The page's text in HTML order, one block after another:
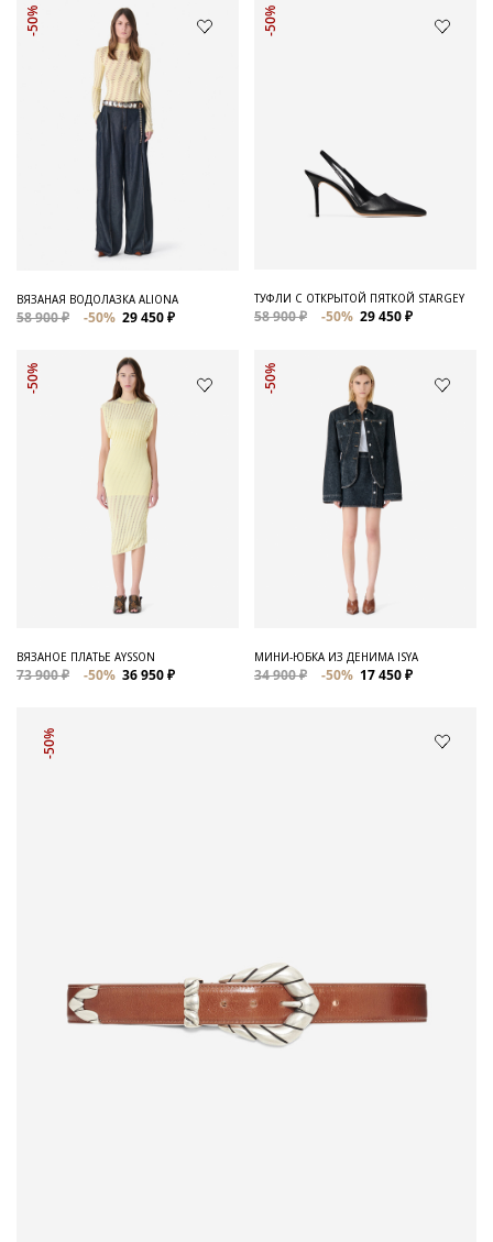
-50%
ВЯЗАНАЯ ВОДОЛАЗКА ALIONA
58 900 ₽ -50% 29 450 ₽
-50%
ТУФЛИ С ОТКРЫТОЙ ПЯТКОЙ STARGEY
58 900 ₽ -50% 29 450 ₽
-50%
ВЯЗАНОЕ ПЛАТЬЕ AYSSON
73 900 ₽ -50% 36 950 ₽
-50%
МИНИ-ЮБКА ИЗ ДЕНИМА ISYA
34 900 ₽ -50% 17 450 ₽
-50%